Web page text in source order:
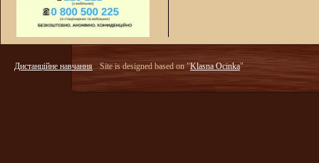
Дистанційне навчання Site is designed based on "Klasna Ocinka"